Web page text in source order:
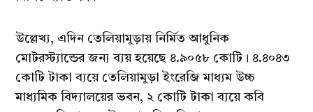
উল্লেখ্য, এদিন তেলিয়ামুড়ায় নির্মিত আধুনিক
মোটরস্ট্যান্ডের জন্য ব্যয় হয়েছে ৪.৯০৫৮ কোটি। ৪.৪০৪৩
কোটি টাকা ব্যয়ে তেলিয়ামুড়া ইংরেজি মাধ্যম উচ্চ
মাধ্যমিক বিদ্যালয়ের ভবন, ২ কোটি টাকা ব্যয়ে কবি